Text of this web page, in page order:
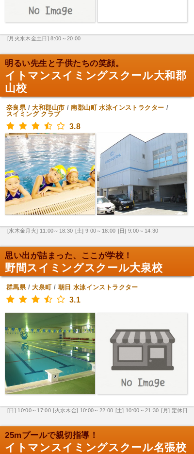
[月火水木金土日] 8:00～20:00
明るい先生と子供たちの笑顔。
イトマンスイミングスクール大和郡
山校
奈良県/大和郡山市 /南郡山町 水泳インストラクター /
スイミング クラブ
3.8
[水木金月火] 11:00～18:30 [土] 9:00～18:00 [日] 9:00～14:30
思い出が詰まった、ここが学校！
野間スイミングスクール大泉校
群馬県/大泉町/ 朝日 水泳インストラクター
3.1
[日] 10:00～17:00 [火水木金] 10:00～22:00 [土] 10:00～21:30 [月] 定休日
25mプールで親切指導！
イトマンスイミングスクール名張校